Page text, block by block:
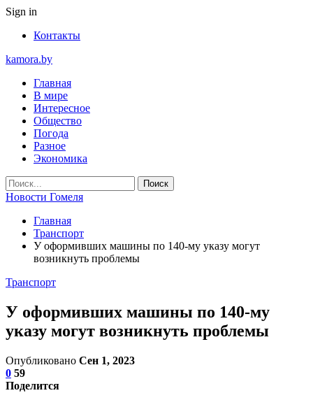
Sign in
Контакты
kamora.by
Главная
В мире
Интересное
Общество
Погода
Разное
Экономика
Новости Гомеля
Главная
Транспорт
У оформивших машины по 140-му указу могут
возникнуть проблемы
Транспорт
У оформивших машины по 140-му
указу могут возникнуть проблемы
Опубликовано Сен 1, 2023
0 59
Поделится